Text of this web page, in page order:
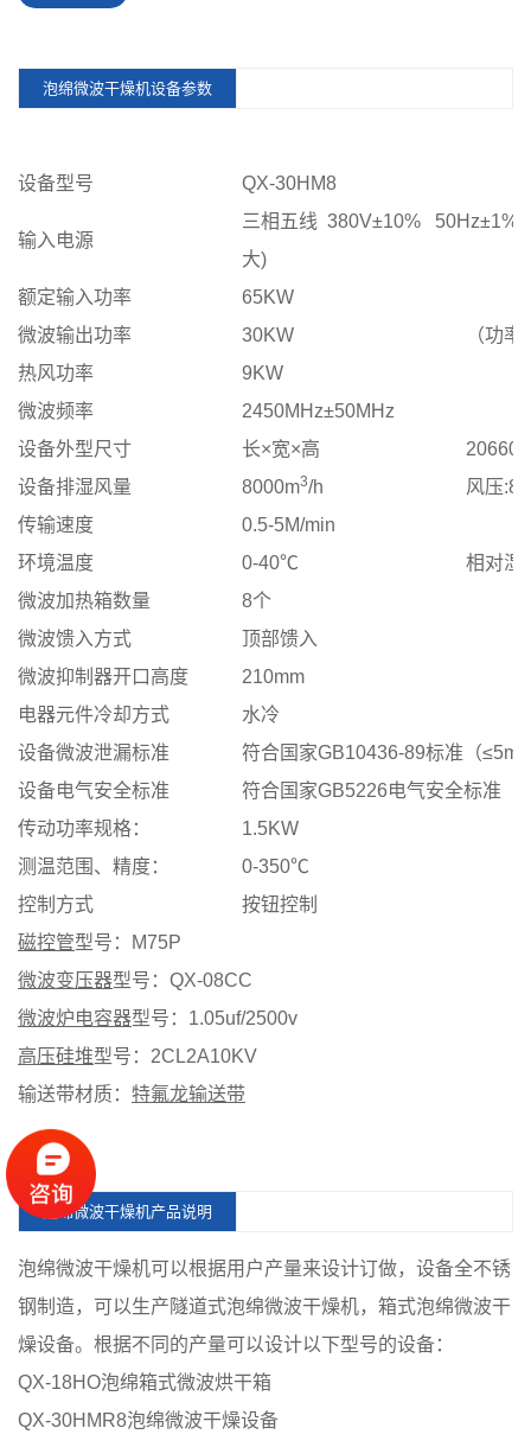
泡绵微波干燥机设备参数
设备型号 QX-30HM8
输入电源
三相五线 380V±10% 50Hz±1%
大)
额定输入功率
65KW
微波输出功率
30KW
（功
热风功率
9KW
微波频率
2450MHz±50MHz
设备外型尺寸
长×宽×高
设备排湿风量
8000m3/h
风压
传输速度
0.5-5M/min
环境温度
0-40℃
相对湿
微波加热箱数量
8个
微波馈入方式
顶部馈入
微波抑制器开口高度
210mm
电器元件冷却方式
水冷
设备微波泄漏标准
符合国家GB10436-89标准（
设备电气安全标准
符合国家GB5226电气安全标准
传动功率规格：
1.5KW
测温范围、精度：
0-350℃
控制方式
按钮控制
磁控管型号：M75P
微波变压器型号：QX-08CC
微波炉电容器型号：1.05uf/2500v
高压硅堆型号：2CL2A10KV
输送带材质： 特氟龙输送带
泡绵微波干燥机产品说明
泡绵微波干燥机可以根据用户产量来设计订做，设备全不锈
钢制造，可以生产隧道式泡绵微波干燥机，箱式泡绵微波干
燥设备。根据不同的产量可以设计以下型号的设备：
QX-18HO泡绵箱式微波烘干箱
QX-30HMR8泡绵微波干燥设备